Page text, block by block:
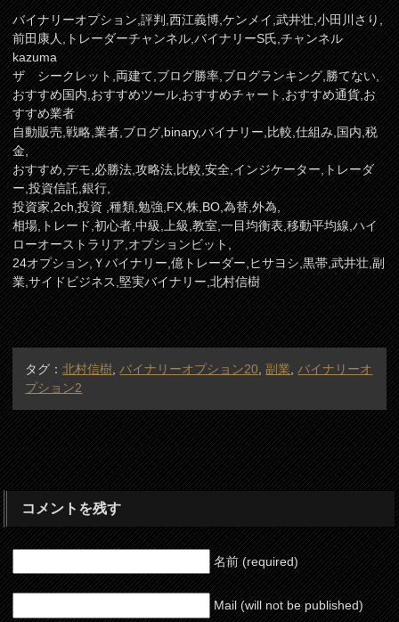
バイナリーオプション,評判,西江義博,ケンメイ,武井壮,小田川さり,
前田康人,トレーダーチャンネル,バイナリーS氏,チャンネル
kazuma
ザ シークレット,両建て,ブログ勝率,ブログランキング,勝てない,
おすすめ国内,おすすめツール,おすすめチャート,おすすめ通貨,お
すすめ業者
自動販売,戦略,業者,ブログ,binary,バイナリー,比較,仕組み,国内,税
金,
おすすめ,デモ,必勝法,攻略法,比較,安全,インジケーター,トレーダ
ー,投資信託,銀行,
投資家,2ch,投資 ,種類,勉強,FX,株,BO,為替,外為,
相場,トレード,初心者,中級,上級,教室,一目均衡表,移動平均線,ハイ
ローオーストラリア,オプションビット,
24オプション,Ｙバイナリー,億トレーダー,ヒサヨシ,黒帯,武井壮,副
業,サイドビジネス,堅実バイナリー,北村信樹
タグ：北村信樹 バイナリーオプション20 ,副業
バイナリーオ
プション2
コメントを残す
名前 (required)
Mail (will not be published)